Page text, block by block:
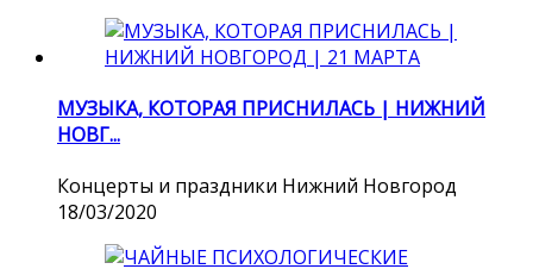
МУЗЫКА, КОТОРАЯ ПРИСНИЛАСЬ | НИЖНИЙ
НОВГ...
Концерты и праздники Нижний Новгород
18/03/2020